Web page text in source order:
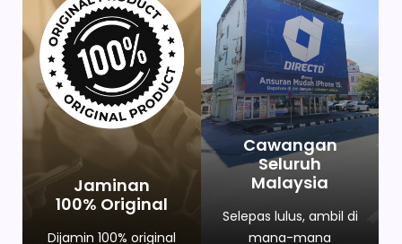
Jaminan
100% Original
Dijamin 100% original
Cawangan
Seluruh
Malaysia
Selepas lulus, ambil di
mana-mana